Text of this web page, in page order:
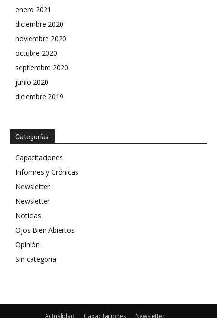
enero 2021
diciembre 2020
noviembre 2020
octubre 2020
septiembre 2020
junio 2020
diciembre 2019
Categorías
Capacitaciones
Informes y Crónicas
Newsletter
Newsletter
Noticias
Ojos Bien Abiertos
Opinión
Sin categoría
Actualidad Capacitaciones Newsletter